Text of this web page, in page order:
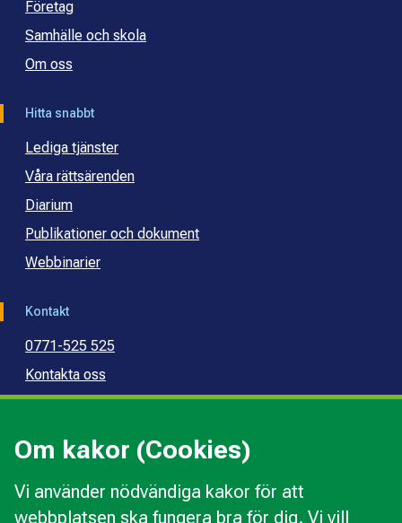
Om kakor (Cookies)
Vi använder nödvändiga kakor för att
webbplatsen ska fungera bra för dig. Vi vill
Företag
Samhälle och skola
Om oss
Hitta snabbt
Lediga tjänster
Våra rättsärenden
Diarium
Publikationer och dokument
Webbinarier
Kontakt
0771-525 525
Kontakta oss
Press
Kommunal budget- och skuldrådgivning